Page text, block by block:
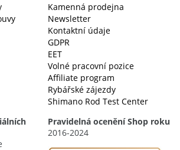
Kamenná prodejna
Newsletter
Kontaktní údaje
GDPR
EET
Volné pracovní pozice
Affiliate program
Rybářské zájezdy
Shimano Rod Test Center
Pravidelná ocenění Shop roku
2016-2024